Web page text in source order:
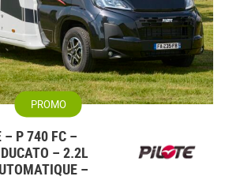
PROMO
– P 740 FC –
– 2.2L
–